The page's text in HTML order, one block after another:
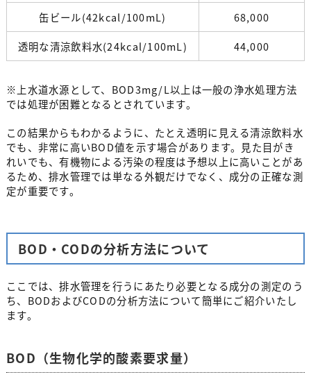
缶ビール(42kcal/100mL)
68,000
透明な清涼飲料水(24kcal/100mL)
44,000
※上水道水源として、BOD3mg/L以上は一般の浄水処理方法
では処理が困難となるとされています。
この結果からもわかるように、たとえ透明に見える清涼飲料水
でも、非常に高いBOD値を示す場合があります。見た目がき
れいでも、有機物による汚染の程度は予想以上に高いことがあ
るため、排水管理では単なる外観だけでなく、成分の正確な測
定が重要です。
BOD・CODの分析方法について
ここでは、排水管理を行うにあたり必要となる成分の測定のう
ち、BODおよびCODの分析方法について簡単にご紹介いたし
ます。
BOD（生物化学的酸素要求量）